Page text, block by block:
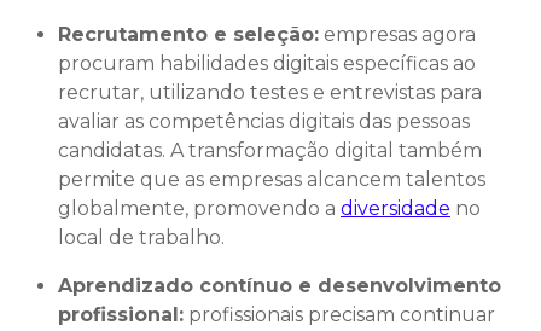
Recrutamento e seleção: empresas agora
procuram habilidades digitais específicas ao
recrutar, utilizando testes e entrevistas para
avaliar as competências digitais das pessoas
candidatas. A transformação digital também
permite que as empresas alcancem talentos
globalmente, promovendo a diversidade no
local de trabalho.
Aprendizado contínuo e desenvolvimento
profissional: profissionais precisam continuar